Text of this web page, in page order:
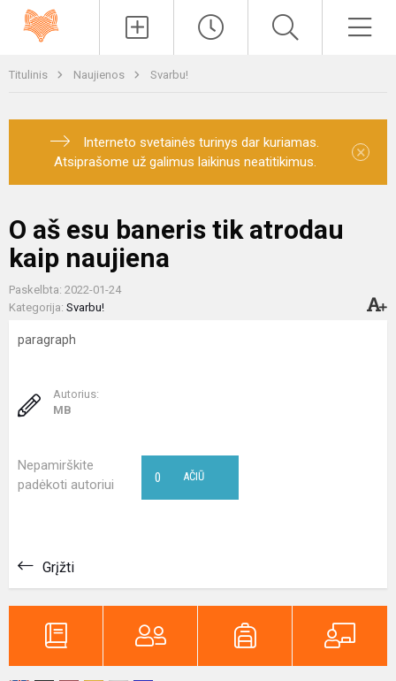
Titulinis Naujienos Svarbu!
Interneto svetainės turinys dar kuriamas.
Atsiprašome už galimus laikinus neatitikimus.
×
O aš esu baneris tik atrodau
kaip naujiena
Paskelbta: 2022-01-24
Kategorija: Svarbu!
paragraph
Autorius:
MB
Nepamirškite
padėkoti autoriui
AČIŪ
0
Grįžti